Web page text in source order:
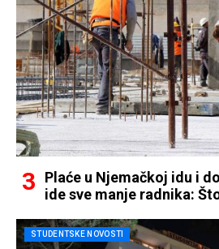
Plaće u Njemačkoj idu i
ide sve manje radnika:
STUDENTSKE NOVOSTI